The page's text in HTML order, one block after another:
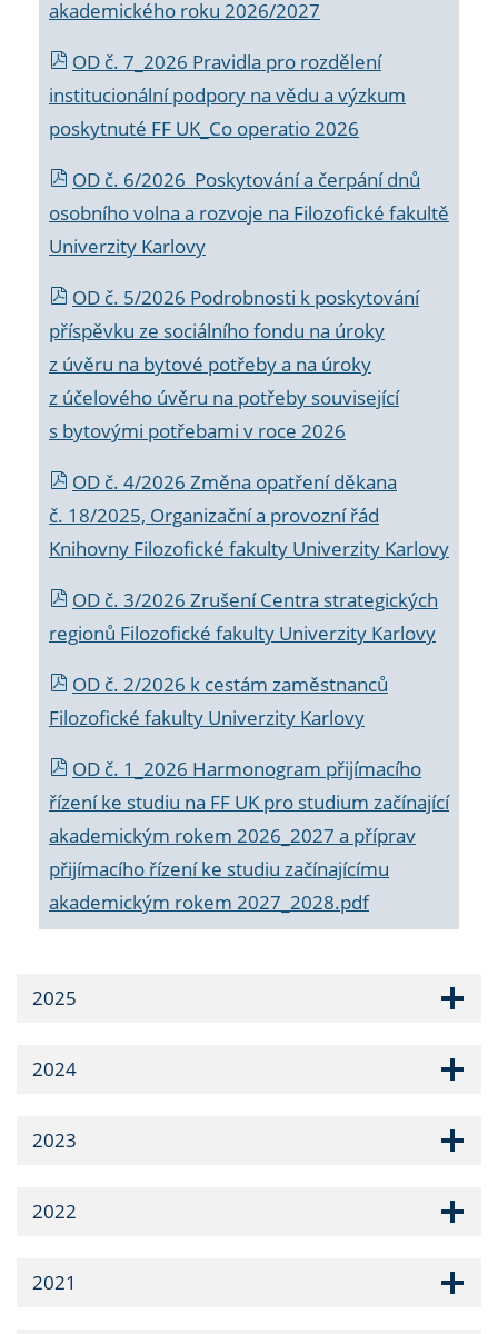
akademického roku 2026/2027
OD č. 7_2026 Pravidla pro rozdělení
institucionální podpory na vědu a výzkum
poskytnuté FF UK_Co operatio 2026
OD č. 6/2026 Poskytování a čerpání dnů
osobního volna a rozvoje na Filozofické fakultě
Univerzity Karlovy
OD č. 5/2026 Podrobnosti k poskytování
příspěvku ze sociálního fondu na úroky
z úvěru na bytové potřeby a na úroky
z účelového úvěru na potřeby související
s bytovými potřebami v roce 2026
OD č. 4/2026 Změna opatření děkana
č. 18/2025, Organizační a provozní řád
Knihovny Filozofické fakulty Univerzity Karlovy
OD č. 3/2026 Zrušení Centra strategických
regionů Filozofické fakulty Univerzity Karlovy
OD č. 2/2026 k cestám zaměstnanců
Filozofické fakulty Univerzity Karlovy
OD č. 1_2026 Harmonogram přijímacího
řízení ke studiu na FF UK pro studium začínající
akademickým rokem 2026_2027 a příprav
přijímacího řízení ke studiu začínajícímu
akademickým rokem 2027_2028.pdf
2025
2024
2023
2022
2021